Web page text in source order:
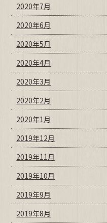
2020年7月
2020年6月
2020年5月
2020年4月
2020年3月
2020年2月
2020年1月
2019年12月
2019年11月
2019年10月
2019年9月
2019年8月